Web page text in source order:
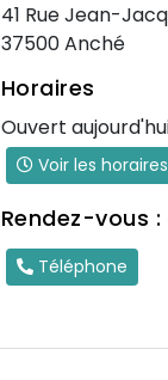
41 Rue Jean-
37500 Anché
Horaires
Ouvert
Voir les
Rendez-vous
Téléphone